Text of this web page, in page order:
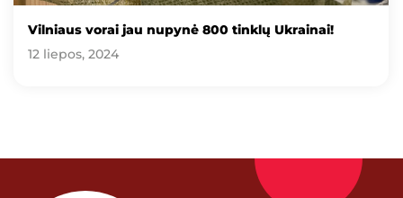
Vilniaus vorai jau nupynė 800 tinklų Ukrainai!
12 liepos, 2024